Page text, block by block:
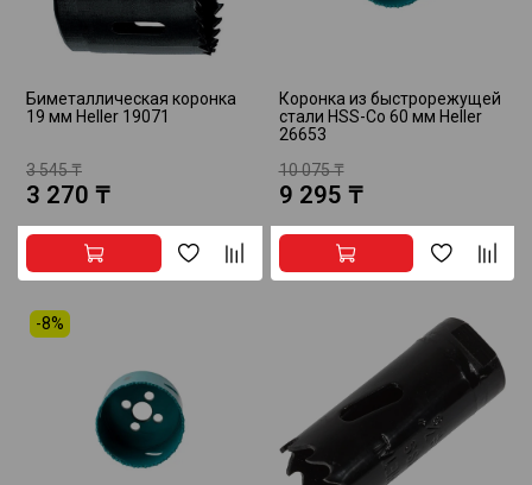
Биметаллическая коронка
19 мм Heller 19071
3 545 ₸
3 270 ₸
Коронка из быстрорежущей
стали HSS-Co 60 мм Heller
26653
10 075 ₸
9 295 ₸
-8%